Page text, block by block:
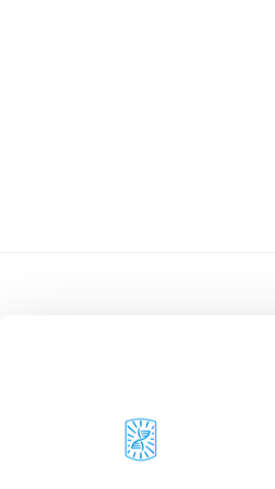
C/Baldiri Reixac, 4-12 i
08028 Barcelona